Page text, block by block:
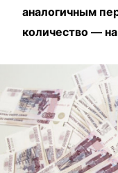
аналогичным
количество — на